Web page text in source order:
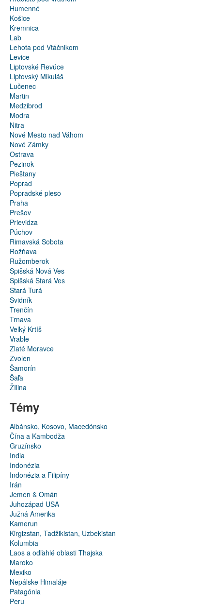
Humenné
Košice
Kremnica
Lab
Lehota pod Vtáčnikom
Levice
Liptovské Revúce
Liptovský Mikuláš
Lučenec
Martin
Medzibrod
Modra
Nitra
Nové Mesto nad Váhom
Nové Zámky
Ostrava
Pezinok
Pieštany
Poprad
Popradské pleso
Praha
Prešov
Prievidza
Púchov
Rimavská Sobota
Rožňava
Ružomberok
Spišská Nová Ves
Spišská Stará Ves
Stará Turá
Svidník
Trenčín
Trnava
Veľký Krtíš
Vrable
Zlaté Moravce
Zvolen
Šamorín
Šaľa
ŽIlina
Témy
Albánsko, Kosovo, Macedónsko
Čína a Kambodža
Gruzínsko
India
Indonézia
Indonézia a Filipíny
Irán
Jemen & Omán
Juhozápad USA
Južná Amerika
Kamerun
Kirgizstan, Tadžikistan, Uzbekistan
Kolumbia
Laos a odľahlé oblasti Thajska
Maroko
Mexiko
Nepálske Himaláje
Patagónia
Peru